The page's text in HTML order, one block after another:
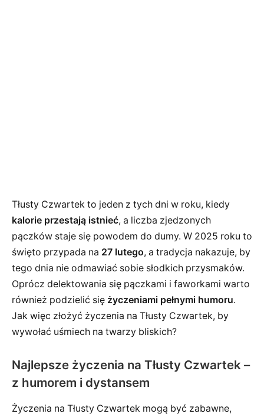
Tłusty Czwartek to jeden z tych dni w roku, kiedy
kalorie przestają istnieć, a liczba zjedzonych
pączków staje się powodem do dumy. W 2025 roku to
święto przypada na 27 lutego, a tradycja nakazuje, by
tego dnia nie odmawiać sobie słodkich przysmaków.
Oprócz delektowania się pączkami i faworkami warto
również podzielić się życzeniami pełnymi humoru.
Jak więc złożyć życzenia na Tłusty Czwartek, by
wywołać uśmiech na twarzy bliskich?
Najlepsze życzenia na Tłusty Czwartek –
z humorem i dystansem
Życzenia na Tłusty Czwartek mogą być zabawne,